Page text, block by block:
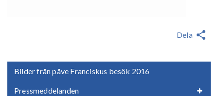
Bilder från påve Franciskus besök 2016
Pressmeddelanden
Dela